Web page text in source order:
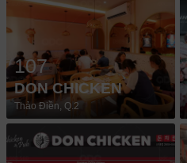
107
DON CHICKEN
Thảo Điền, Q.2